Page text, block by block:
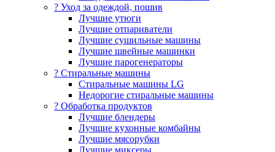
? Уход за одеждой, пошив
Лучшие утюги
Лучшие отпариватели
Лучшие сушильные машины
Лучшие швейные машинки
Лучшие парогенераторы
? Стиральные машины
Стиральные машины LG
Недорогие стиральные машины
? Обработка продуктов
Лучшие блендеры
Лучшие кухонные комбайны
Лучшие мясорубки
Лучшие миксеры